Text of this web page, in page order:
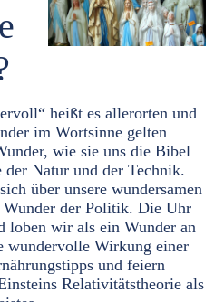
heißt es allerorten und
im Wortsinne gelten
wie sie uns die Bibel
Natur und der Technik.
über unsere wundersamen
der Politik. Die Uhr
loben wir als ein Wunder an
wundervolle Wirkung einer
und feiern
Relativitätstheorie als